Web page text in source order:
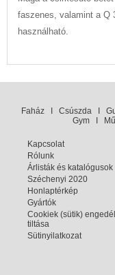
faszenes, valamint a Q
használható.
FaházI CsúszdaI
GymI
Kapcsolat
Rólunk
Árlisták és katalógusok
Széchenyi 2020
Honlaptérkép
Gyártók
Cookiek (sütik)
tiltása
Sütinyilatkozat